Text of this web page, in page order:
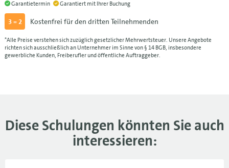
02.12.-04.12.26
FRA
1.290 €
02.12.-04.12.26
1.290 €
Garantietermin Garantiert mit Ihrer Buchung
3 = 2 Kostenfrei für den dritten Teilnehmenden
*Alle Preise verstehen sich zuzüglich gesetzlicher Mehrwertsteuer. Unsere Angebote
richten sich ausschließlich an Unternehmer im Sinne von § 14 BGB, insbesondere
gewerbliche Kunden, Freiberufler und öffentliche Auftraggeber.
Diese Schulungen könnten Sie auch
interessieren: